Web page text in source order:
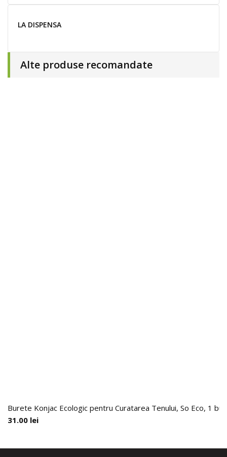
LA DISPENSA
Alte produse recomandate
Burete Konjac Ecologic pentru Curatarea Tenului, So Eco, 1
31.00 lei